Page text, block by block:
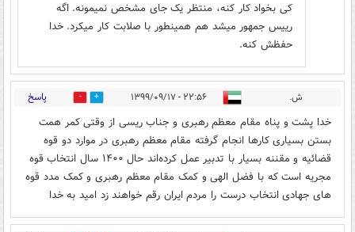
کی بخواد کار کنه، منتظر یک جای مشخص نمیمونه. اگه
رییس جمهور میشد هم همینطور با صلابت کار میکرد. خدا
حفظش کنه.
ش. ۲۲:۵۶ - ۱۳۹۹/۰۹/۱۷ 9 پاسخ
خدا پشت و پناه مقام معظم رهبری و جناب ریسی از وقتی کمر همت
بستن بسیاری کارها انجام گرفته مقام معظم رهبری در موارد دو قوه
قضائیه و مقننه بسیار با تدبیر عمل کرده‌اند حال ۱۴۰۰ سال انتخاب قوه
مجریه است که با فضل الهی و کمک مقام معظم رهبری و کمک مدد قوه
های جهادی انتخاب درست را مردم ایران رقم خواهند زد امید به خدا